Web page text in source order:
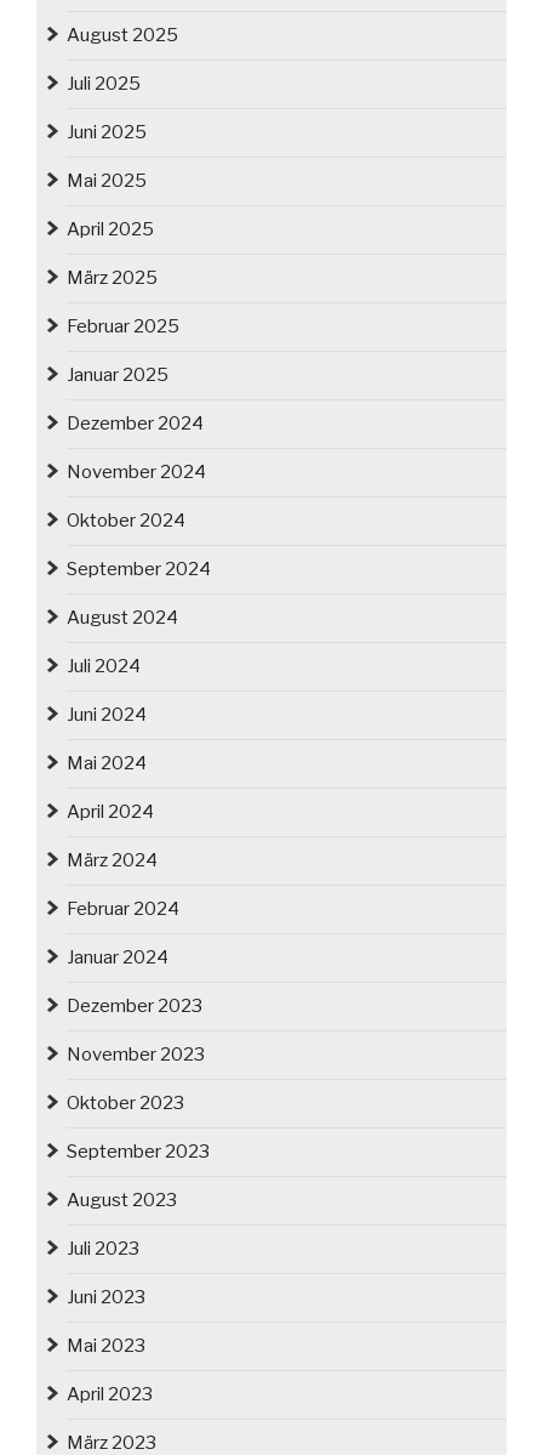
August 2025
Juli 2025
Juni 2025
Mai 2025
April 2025
März 2025
Februar 2025
Januar 2025
Dezember 2024
November 2024
Oktober 2024
September 2024
August 2024
Juli 2024
Juni 2024
Mai 2024
April 2024
März 2024
Februar 2024
Januar 2024
Dezember 2023
November 2023
Oktober 2023
September 2023
August 2023
Juli 2023
Juni 2023
Mai 2023
April 2023
März 2023